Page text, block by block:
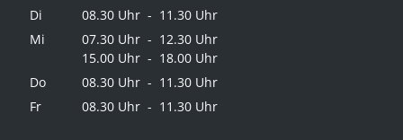
Di
08.30 Uhr - 11.30 Uhr
Mi
07.30 Uhr - 12.30 Uhr
15.00 Uhr - 18.00 Uhr
Do
08.30 Uhr - 11.30 Uhr
Fr
08.30 Uhr - 11.30 Uhr